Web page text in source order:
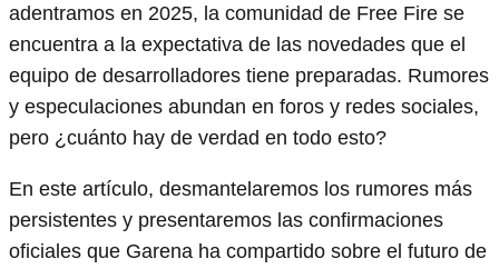
adentramos en 2025, la comunidad de Free Fire se
encuentra a la expectativa de las novedades que el
equipo de desarrolladores tiene preparadas. Rumores
y especulaciones abundan en foros y redes sociales,
pero ¿cuánto hay de verdad en todo esto?
En este artículo, desmantelaremos los rumores más
persistentes y presentaremos las confirmaciones
oficiales que Garena ha compartido sobre el futuro de